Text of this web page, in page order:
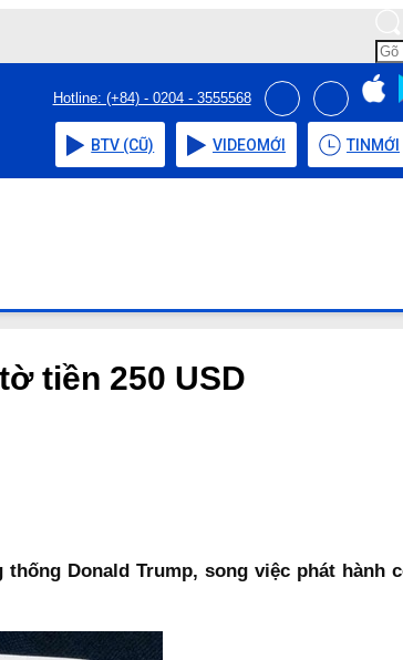
Hotline: (+84) - 0204 - 3555568
BTV (CŨ) VIDEOMỚI TIN MỚI
tiền 250 USD
Donald Trump, song việc phát hành